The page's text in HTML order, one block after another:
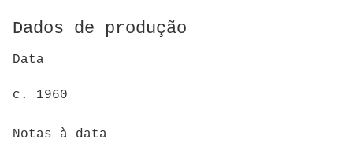
Dados de produção
Data
c. 1960
Notas à data